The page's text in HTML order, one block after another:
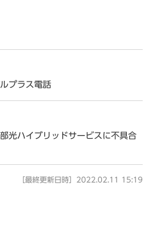
プラス電話
光ハイブリッドサービスに不具合
［最終更新日時］2022.02.11 15:19